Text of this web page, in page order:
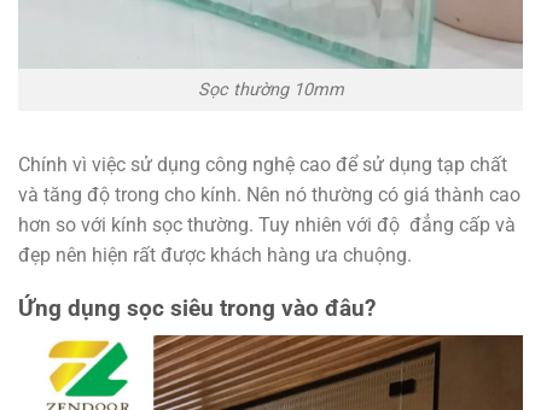
Sọc thường 10mm
Chính vì việc sử dụng công nghệ cao để sử dụng tạp chất
và tăng độ trong cho kính. Nên nó thường có giá thành cao
hơn so với kính sọc thường. Tuy nhiên với độ đẳng cấp và
đẹp nên hiện rất được khách hàng ưa chuộng.
Ứng dụng sọc siêu trong vào đâu?